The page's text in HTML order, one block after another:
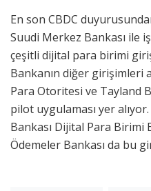
En son CBDC
Suudi Merkez Bankası ile
çeşitli dijital para birimi
Bankanın diğer girişimleri
Para Otoritesi ve Tayland
pilot uygulaması yer
Bankası Dijital Para Birimi
Ödemeler Bankası da bu